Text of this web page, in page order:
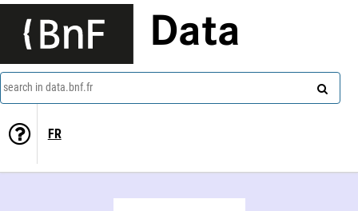
Data
search in data.bnf.fr
FR